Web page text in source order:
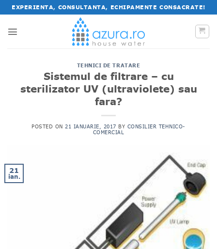
Salt
la
conținut
EXPERIENTA, CONSULTANTA, ECHIPAMENTE CONSACRATE!
TEHNICI DE TRATARE
Sistemul de filtrare – cu
sterilizator UV (ultraviolete) sau
fara?
POSTED ON21 IANUARIE, 2017 BY CONSILIER TEHNICO-
COMERCIAL
21
ian.